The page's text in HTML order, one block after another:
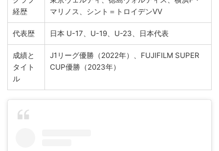
経歴
マリノス、シント＝トロイデンVV
代表歴 日本 U-17、U-19、U-23、日本代表
成績と
タイト
ル
J1リーグ優勝（2022年）、FUJIFILM SUPER
CUP優勝（2023年）